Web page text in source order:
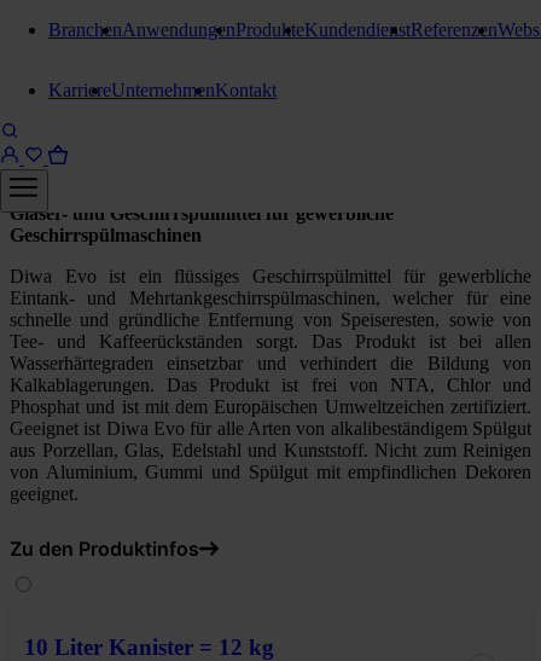
BranchenAnwendungenProdukteKundendienstReferenzen
KarriereUnternehmenKontakt
Kiehl Diwa Evo
20 Liter Kanister = 24 kg
Gläser- und Geschirrspülmittel für gewerbliche
Geschirrspülmaschinen
Diwa Evo ist ein flüssiges Geschirrspülmittel für gewerbliche
Eintank- und Mehrtankgeschirrspülmaschinen, welcher für eine
schnelle und gründliche Entfernung von Speiseresten, sowie von
Tee- und Kaffeerückständen sorgt. Das Produkt ist bei allen
Wasserhärtegraden einsetzbar und verhindert die Bildung von
Kalkablagerungen. Das Produkt ist frei von NTA, Chlor und
Phosphat und ist mit dem Europäischen Umweltzeichen zertifiziert.
Geeignet ist Diwa Evo für alle Arten von alkalibeständigem Spülgut
aus Porzellan, Glas, Edelstahl und Kunststoff. Nicht zum Reinigen
von Aluminium, Gummi und Spülgut mit empfindlichen Dekoren
geeignet.
Zu den Produktinfos
10 Liter Kanister = 12 kg